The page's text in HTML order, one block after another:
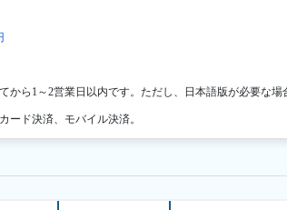
から1～2営業日以内です。ただし、日本語版が必要な場
ード決済、モバイル決済。